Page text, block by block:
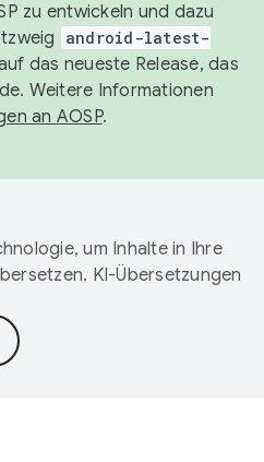
zu entwickeln und dazu
android-latest-
das neueste Release, das
Weitere Informationen
an AOSP.
um Inhalte in Ihre
KI-Übersetzungen